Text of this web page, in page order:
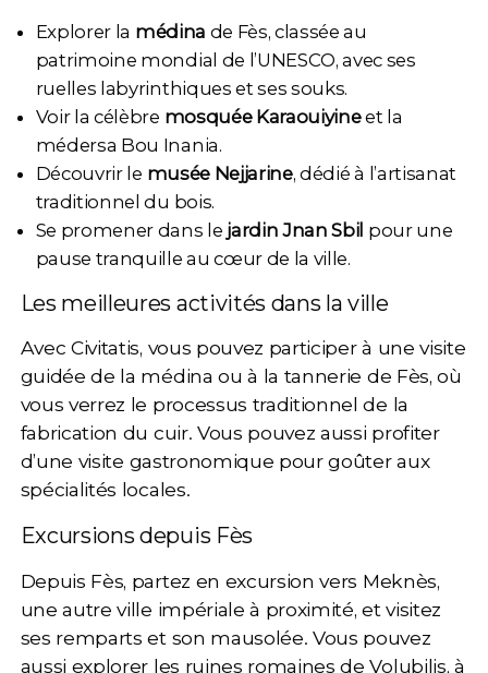
Explorer la médina de Fès, classée au
patrimoine mondial de l’UNESCO, avec ses
ruelles labyrinthiques et ses souks.
Voir la célèbre mosquée Karaouiyineet la
médersa Bou Inania.
Découvrir le musée Nejjarine, dédié à l’artisanat
traditionnel du bois.
Se promener dans le jardin Jnan Sbil pour une
pause tranquille au cœur de la ville.
Les meilleures activités dans la ville
Avec Civitatis, vous pouvez participer à une visite
guidée de la médina ou à la tannerie de Fès, où
vous verrez le processus traditionnel de la
fabrication du cuir. Vous pouvez aussi profiter
d’une visite gastronomique pour goûter aux
spécialités locales.
Excursions depuis Fès
Depuis Fès, partez en excursion vers Meknès,
une autre ville impériale à proximité, et visitez
ses remparts et son mausolée. Vous pouvez
aussi explorer les ruines romaines de Volubilis, à